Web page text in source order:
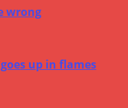
wrong
goes up in flames